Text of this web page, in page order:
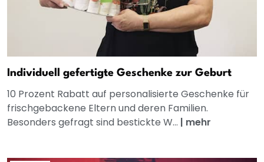
Individuell gefertigte Geschenke zur Geburt
10 Prozent Rabatt auf personalisierte Geschenke für
frischgebackene Eltern und deren Familien.
Besonders gefragt sind bestickte W... | mehr